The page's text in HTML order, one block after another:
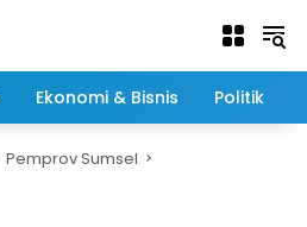
Ekonomi & Bisnis Politik
Pemprov Sumsel